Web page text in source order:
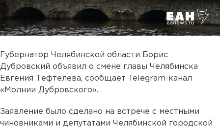
Губернатор Челябинской области Борис
Дубровский объявил о смене главы Челябинска
Евгения Тефтелева, сообщает Telegram-канал
«Молнии Дубровского».
Заявление было сделано на встрече с местными
чиновниками и депутатами Челябинской городской